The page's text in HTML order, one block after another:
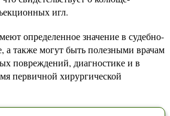
игл.
определенное значение в судебно-
а также могут быть полезными врачам
повреждений, диагностике и в
первичной хирургической